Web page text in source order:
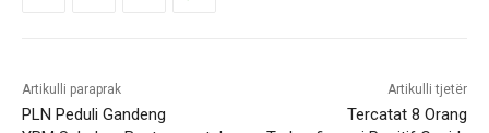
Artikulli paraprak
PLN Peduli Gandeng
Artikulli tjetër
Tercatat 8 Orang